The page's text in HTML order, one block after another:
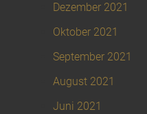
Dezember 2021
Oktober 2021
September 2021
August 2021
Juni 2021